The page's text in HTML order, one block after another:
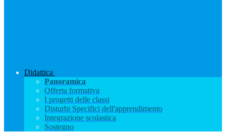
Didattica
Panoramica
Offerta formativa
I progetti delle classi
Disturbi Specifici dell'apprendimento
Integrazione scolastica
Sostegno